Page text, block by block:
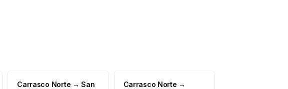
Carrasco Norte →San
Carrasco Norte →